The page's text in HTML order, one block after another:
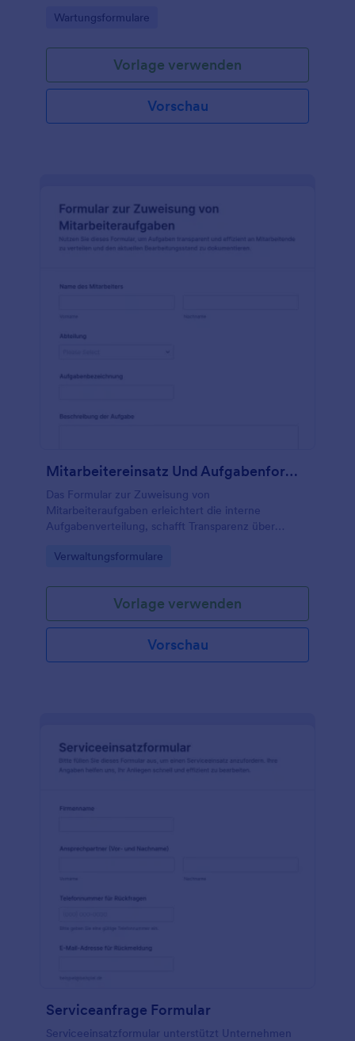
Datenerfassung in Teams und Abteilungen.
Go to Category:
Wartungsformulare
Vorlage verwenden
Vorschau
Mitarbeitereinsatz Und Aufgabenformular
Das Formular zur Zuweisung von
Mitarbeiteraufgaben erleichtert die interne
Aufgabenverteilung, schafft Transparenz über
unterstützt Teams bei der digitalen Datenerfassung
Go to Category:
Verwaltungsformulare
Vorlage verwenden
Vorschau
Serviceanfrage Formular
Serviceeinsatzformular unterstützt Unternehmen